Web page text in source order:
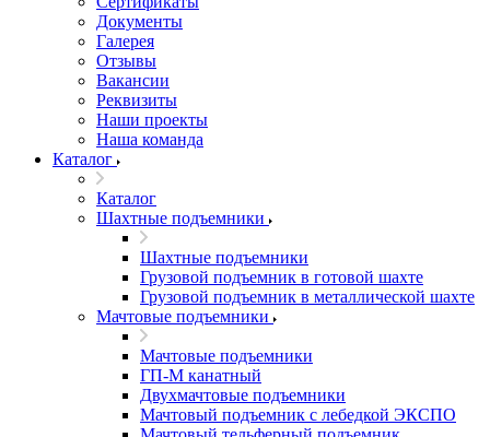
Документы
Галерея
Отзывы
Вакансии
Реквизиты
Наши проекты
Наша команда
Каталог
Каталог
Шахтные подъемники
Шахтные подъемники
Грузовой подъемник в готовой шахте
Грузовой подъемник в металлической шахте
Мачтовые подъемники
Мачтовые подъемники
ГП-М канатный
Двухмачтовые подъемники
Мачтовый подъемник с лебедкой ЭКСПО